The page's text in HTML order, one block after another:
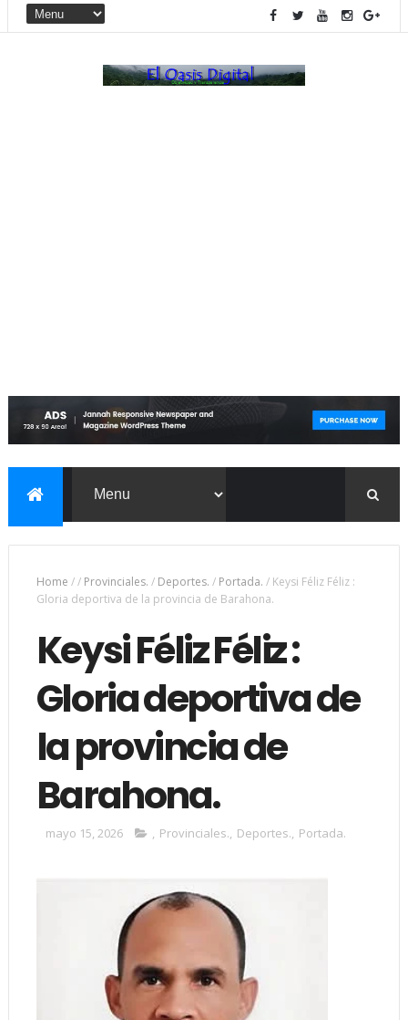
Home // Provinciales. / Deportes. / Portada. / Keysi Féliz Féliz :
Gloria deportiva de la provincia de Barahona.
Keysi Féliz Féliz :
Gloria deportiva de
la provincia de
Barahona.
mayo 15, 2026 , Provinciales., Deportes., Portada.